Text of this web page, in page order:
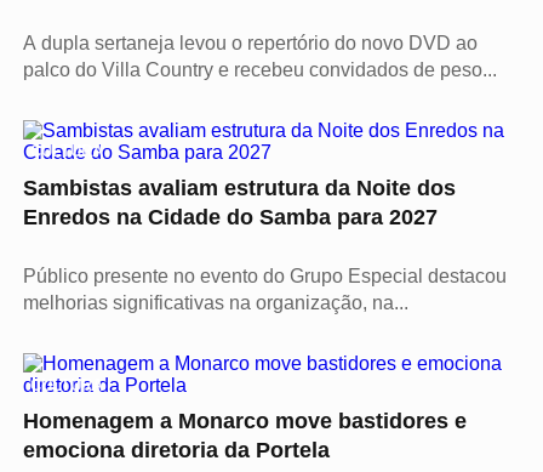
A dupla sertaneja levou o repertório do novo DVD ao
palco do Villa Country e recebeu convidados de peso...
CULTURA
Sambistas avaliam estrutura da Noite dos
Enredos na Cidade do Samba para 2027
Público presente no evento do Grupo Especial destacou
melhorias significativas na organização, na...
CULTURA
Homenagem a Monarco move bastidores e
emociona diretoria da Portela